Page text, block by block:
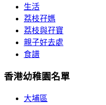
生活
荔枝孖媽
荔枝與孖寶
親子好去處
食譜
香港幼稚園名單
大埔區